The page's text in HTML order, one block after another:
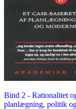
Bind 2 - Rationalitet
planlægning, politik